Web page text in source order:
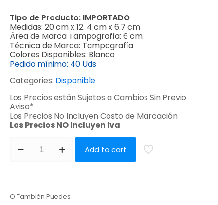
Tipo de Producto: IMPORTADO
Medidas: 20 cm x 12. 4 cm x 6.7 cm
Área de Marca Tampografía: 6 cm
Técnica de Marca: Tampografía
Colores Disponibles: Blanco
Pedido mínimo: 40 Uds
Categories: Disponible
Los Precios están Sujetos a Cambios Sin Previo
Aviso*
Los Precios No Incluyen Costo de Marcación
Los Precios NO Incluyen Iva
Add to cart
O También Puedes